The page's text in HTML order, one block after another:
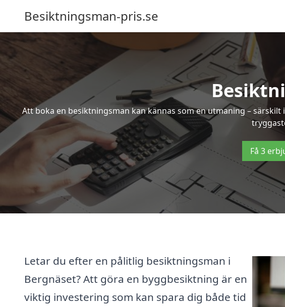
Besiktningsman-pris.se
Att boka en besiktningsman kan kännas som en utmaning –
Få 3
Letar du efter en pålitlig besiktningsman i
Bergnäset? Att göra en byggbesiktning är en
viktig investering som kan spara dig både tid